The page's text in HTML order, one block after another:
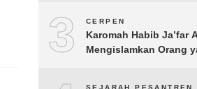
3 CERPEN
Karomah Habib Ja’far
Mengislamkan Orang
SEJARAH PESANTREN